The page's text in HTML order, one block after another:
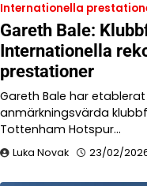
Internationella
Gareth Bale:
Internationella
prestationer
Gareth Bale har
anmärkningsvärda
Tottenham Hotspur…
Luka Novak 23/02/